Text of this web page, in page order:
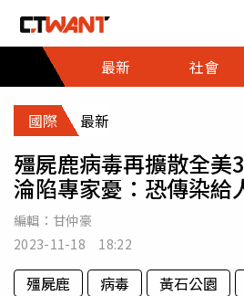
最新
社會
國際 最新
殭屍鹿病毒再擴散全
淪陷專家憂：恐傳染給
編輯： 甘仲豪
2023-11-18 18:22
殭屍鹿 病毒 黃石公園